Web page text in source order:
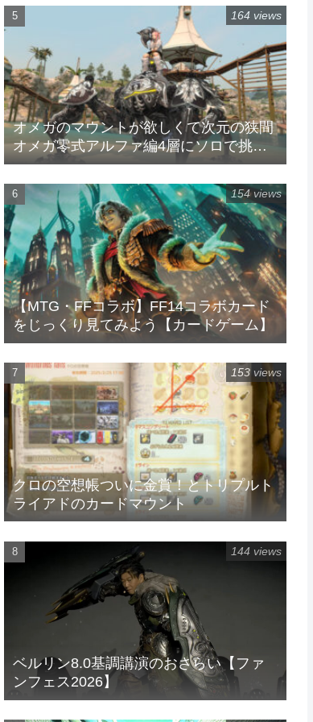
オメガのマウントが欲しくて次元の狭間
オメガ零式アルファ編4層にソロで挑戦
してみた
164 views
【MTG・FFコラボ】FF14コラボカード
をじっくり見てみよう【カードゲーム】
154 views
クロの空想帳ついに金賞！とトリプルト
ライアドのカードマウント
153 views
ベルリン8.0基調講演のおさらい【ファ
ンフェス2026】
144 views